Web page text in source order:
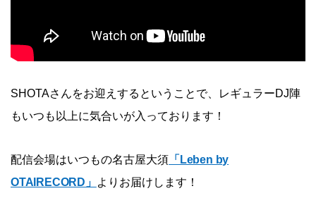
SHOTAさんをお迎えするということで、レギュラーDJ陣
もいつも以上に気合いが入っております！
配信会場はいつもの名古屋大須 「Leben by
OTAIRECORD」 よりお届けします！